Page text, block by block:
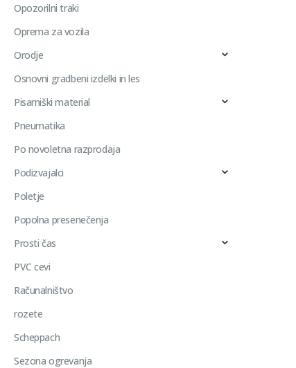
Opozorilni traki
Oprema za vozila
Orodje
Osnovni gradbeni izdelki in les
Pisarniški material
Pneumatika
Po novoletna razprodaja
Podizvajalci
Poletje
Popolna presenečenja
Prosti čas
PVC cevi
Računalništvo
rozete
Scheppach
Sezona ogrevanja